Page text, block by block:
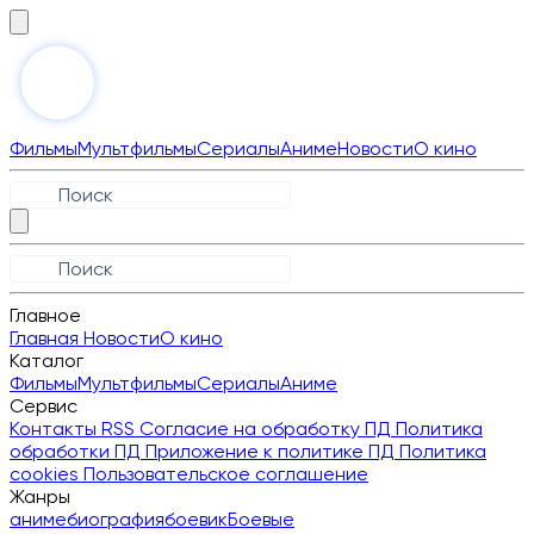
ФильмыМультфильмыСериалыАнимеНовостиО кино
Главное
Главная НовостиО кино
Каталог
ФильмыМультфильмыСериалыАниме
Сервис
Контакты RSS Согласие на обработку ПД Политика
обработки ПД Приложение к политике ПД Политика
cookies Пользовательское соглашение
Жанры
анимебиографиябоевикБоевые